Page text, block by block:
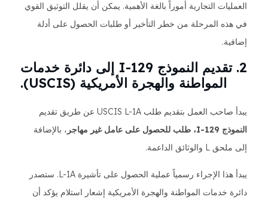
العمليات التجارية أموراً بالغة الأهمية. يمكن أن يقلل التوثيق القوي
في هذه المرحلة من خطر التأخير أو طلبات الحصول على أدلة
إضافية.
2. تقديم النموذج I-129 إلى دائرة خدمات
المواطنة والهجرة الأمريكية (USCIS).
يبدأ صاحب العمل بتقديم طلب USCIS L-1A عن طريق تقديم
النموذج I-129، طلب للحصول على عامل غير مهاجر
، بالإضافة
إلى ملحق L والوثائق الداعمة.
يبدأ هذا الإجراء رسمياً عملية الحصول على تأشيرة L-1A. ستصدر
دائرة خدمات المواطنة والهجرة الأمريكية إشعار استلام يؤكد أن